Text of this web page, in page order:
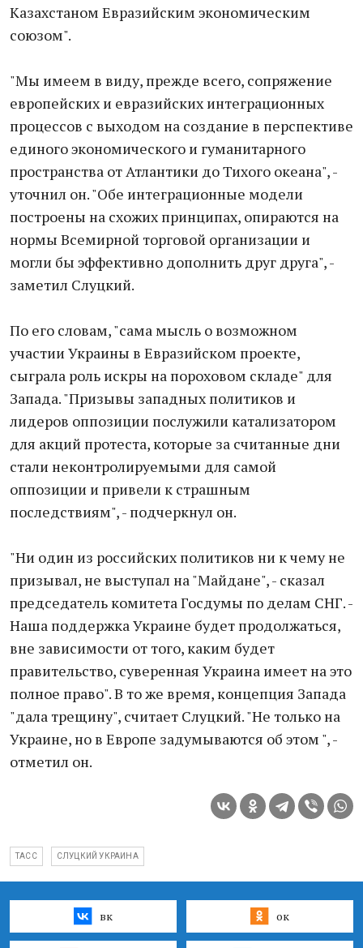
Казахстаном Евразийским экономическим
союзом".
"Мы имеем в виду, прежде всего, сопряжение
европейских и евразийских интеграционных
процессов с выходом на создание в перспективе
единого экономического и гуманитарного
пространства от Атлантики до Тихого океана", -
уточнил он. "Обе интеграционные модели
построены на схожих принципах, опираются на
нормы Всемирной торговой организации и
могли бы эффективно дополнить друг друга", -
заметил Слуцкий.
По его словам, "сама мысль о возможном
участии Украины в Евразийском проекте,
сыграла роль искры на пороховом складе" для
Запада. "Призывы западных политиков и
лидеров оппозиции послужили катализатором
для акций протеста, которые за считанные дни
стали неконтролируемыми для самой
оппозиции и привели к страшным
последствиям", - подчеркнул он.
"Ни один из российских политиков ни к чему не
призывал, не выступал на "Майдане", - сказал
председатель комитета Госдумы по делам СНГ. -
Наша поддержка Украине будет продолжаться,
вне зависимости от того, каким будет
правительство, суверенная Украина имеет на это
полное право". В то же время, концепция Запада
"дала трещину", считает Слуцкий. "Не только на
Украине, но в Европе задумываются об этом ", -
отметил он.
ТАСС СЛУЦКИЙ УКРАИНА
вк ок